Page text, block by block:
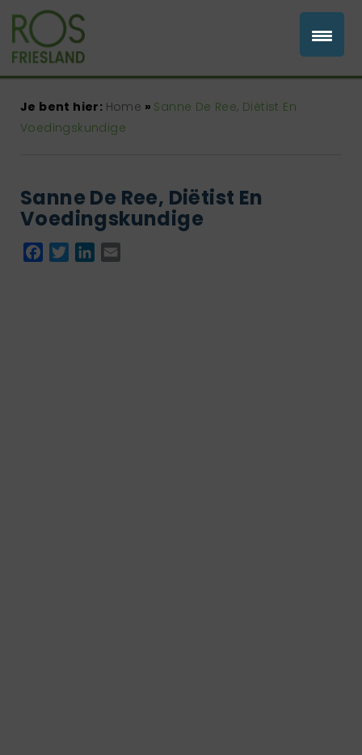
Je bent hier: Home » Sanne De Ree, Diëtist En
Voedingskundige
Sanne De Ree, Diëtist En
Voedingskundige
Facebook
TwitterLinkedIn